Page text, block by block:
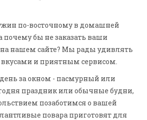
по-восточному в домашней
почему бы не заказать ваши
нашем сайте? Мы рады удивлять
и приятным сервисом.
за окном - пасмурный или
праздник или обычные будни,
позаботимся о вашей
повара приготовят для